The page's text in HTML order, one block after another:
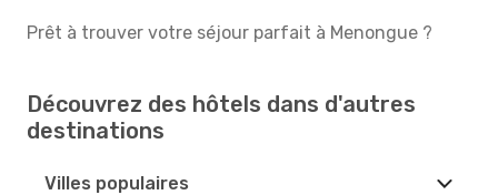
Prêt à trouver votre séjour parfait à Menongue ?
Découvrez des hôtels dans d'autres
destinations
Villes populaires